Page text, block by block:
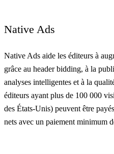
Native Ads
Native Ads aide les éditeurs à
grâce au header bidding, à la
analyses intelligentes et à la
éditeurs ayant plus de 100 000
des États-Unis) peuvent être
nets avec un paiement minimum